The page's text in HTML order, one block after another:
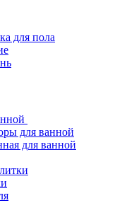
для пола
для ванной
для ванной